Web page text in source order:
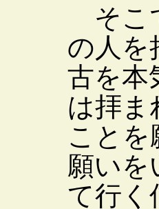
そこ
の人を
古を本
は拝ま
こと
願いを
て行く